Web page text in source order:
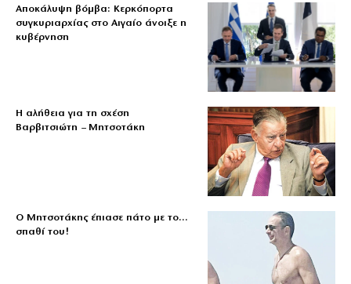
Αποκάλυψη βόμβα: Κερκόπορτα
συγκυριαρχίας στο Αιγαίο άνοιξε η
κυβέρνηση
Η αλήθεια για τη σχέση
Βαρβιτσιώτη – Μητσοτάκη
Ο Μητσοτάκης έπιασε πάτο με το…
σπαθί του!